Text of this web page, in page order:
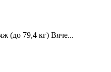
(до 79,4 кг) Вяче...